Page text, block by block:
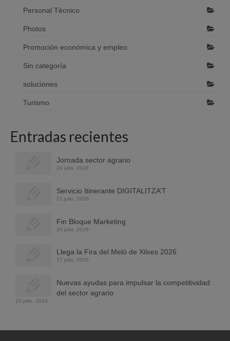
Personal Técnico
Photos
Promoción económica y empleo
Sin categoría
soluciones
Turismo
Entradas recientes
Jornada sector agrario
24 julio, 2026
Servicio Itinerante DIGITALITZA’T
21 julio, 2026
Fin Bloque Marketing
20 julio, 2026
Llega la Fira del Meló de Xilxes 2026
17 julio, 2026
Nuevas ayudas para impulsar la competitividad
del sector agrario
10 julio, 2026